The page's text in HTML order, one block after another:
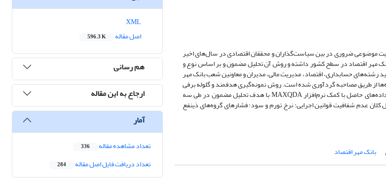
موضوعی ضروری در بین سیاست‌گذاران و محققان اقتصادی در سال‌های اخیر
مهر اقتصاد در سطح کشور داشته و روش آن تحلیل مضمون و بر اساس نوع و
شامل 20 نفر از خبرگان هستند که جزء اساتید رشته‌های حسابداری، اقتصاد، مدیریت مالی، مدیران و معاونین شعب بانک مهر
سال 1401 در این مطالعه شرکت کردند . داده‌ها از طریق مصاحبه گردآوری شده است. روش نمونه‌گیری هدفمند و گلوله برفی
است تا بتوان برحسب موضوع، مسئله و موقعیت تحقیق، گروه‌های هدف اطلاع‌رسان را تعریف کرد. داده‌های حاصل با کمک نرم‌افزار MAXQDA با هدف تحلیل مضمون در طی سه
عدم شفافیت قوانین اجرایی؛ نرخ تورم و سود؛ فشارهای گروه‌های ذینفع
بانک مهر اقتصاد
اصل مقاله
596.3 K
هم رسانی
ارجاع به این مقاله
آمار
تعداد مشاهده مقاله 336
تعداد دریافت فایل اصل مقاله 284